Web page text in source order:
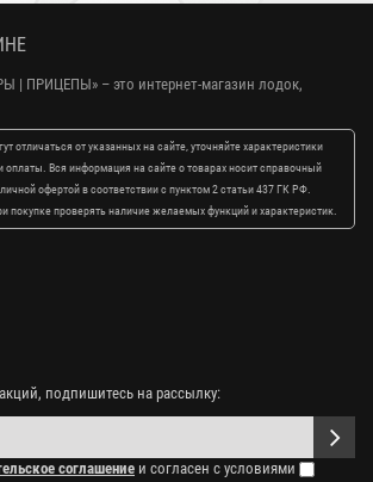
| ПРИЦЕПЫ» – это интернет-магазин лодок,
отличаться от указанных на сайте, уточняйте характеристики
оплаты. Вся информация на сайте о товарах носит справочный
офертой в соответствии с пунктом 2 статьи 437 ГК РФ.
покупке проверять наличие желаемых функций и характеристик.
подпишитесь на рассылку:
соглашение и согласен с условиями